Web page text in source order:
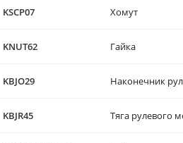
KSCP07 Хомут
KNUT62 Гайка
KBJO29 Наконечник
KBJR45 Тяга рулевого